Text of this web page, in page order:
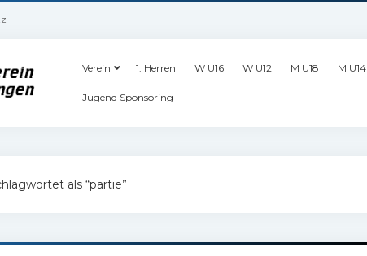
Verein 1. Herren W U16 W U12 M U18 M U14
Jugend Sponsoring
als “partie”